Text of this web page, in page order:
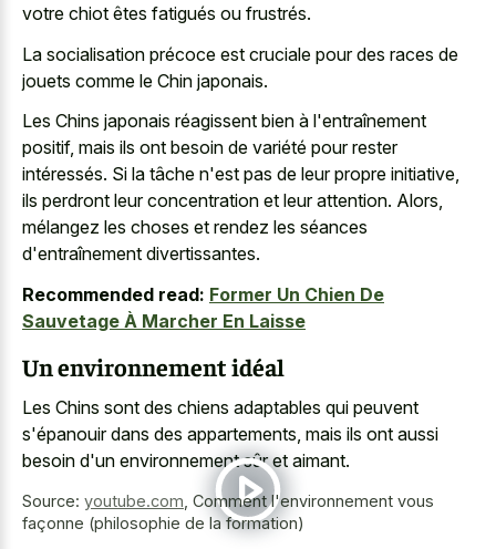
votre chiot êtes fatigués ou frustrés.
La socialisation précoce est cruciale pour des races de
jouets comme le Chin japonais.
Les Chins japonais réagissent bien à l'entraînement
positif, mais ils ont besoin de variété pour rester
intéressés. Si la tâche n'est pas de leur propre initiative,
ils perdront leur concentration et leur attention. Alors,
mélangez les choses et rendez les séances
d'entraînement divertissantes.
Recommended read: Former Un Chien De
Sauvetage À Marcher En Laisse
Un environnement idéal
Les Chins sont des chiens adaptables qui peuvent
s'épanouir dans des appartements, mais ils ont aussi
besoin d'un environnement sûr et aimant.
Source: youtube.com Comment l'environnement vous
façonne (philosophie de la formation)